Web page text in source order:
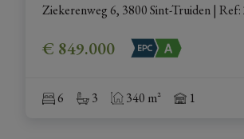
Ziekerenweg 6, 3800 Sint-Truiden | Ref:
€ 849.000
6 3 340 m² 1